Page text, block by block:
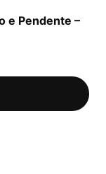
e Pendente –